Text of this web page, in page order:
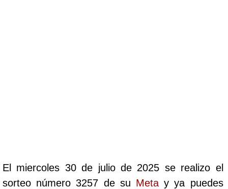
Cafeterito Noche
El miercoles 30 de julio de 2025 se realizo el
sorteo número 3257 de su Metay ya puedes